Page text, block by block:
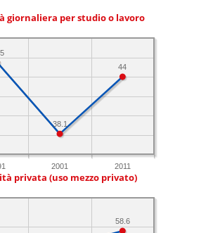
giornaliera per studio o lavoro
2001 2011
44
38.1
privata (uso mezzo privato)
58.6